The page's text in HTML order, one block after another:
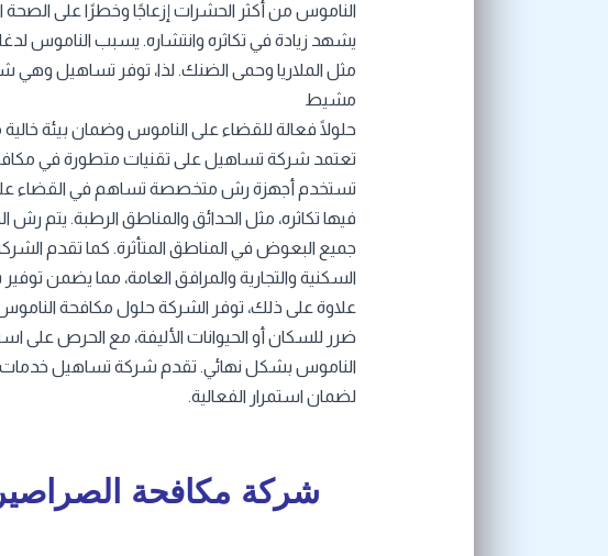
الناموس من أكثر الحشرات إزعاجًا وخطرًا على
يشهد زيادة في تكاثره وانتشاره. يسبب الناموس
مثل الملاريا وحمى الضنك. لذا، توفر تساهيل
مشيط
حلولًا فعالة للقضاء على الناموس وضمان بيئة
تعتمد شركة تساهيل على تقنيات متطورة في
تستخدم أجهزة رش متخصصة تساهم في القضاء على
فيها تكاثره، مثل الحدائق والمناطق الرطبة. يتم
جميع البعوض في المناطق المتأثرة. كما تقدم
السكنية والتجارية والمرافق العامة، مما يضمن
علاوة على ذلك، توفر الشركة حلول مكافحة
ضرر للسكان أو الحيوانات الأليفة، مع الحرص على
الناموس بشكل نهائي. تقدم شركة تساهيل
لضمان استمرار الفعالية.
شركة مكافحة